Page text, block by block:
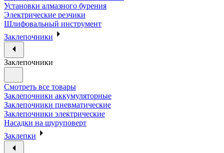
Установки алмазного бурения
Электрические резчики
Шлифовальный инструмент
Заклепочники
Заклепочники
Смотреть все товары
Заклепочники аккумуляторные
Заклепочники пневматические
Заклепочники электрические
Насадки на шуруповерт
Заклепки